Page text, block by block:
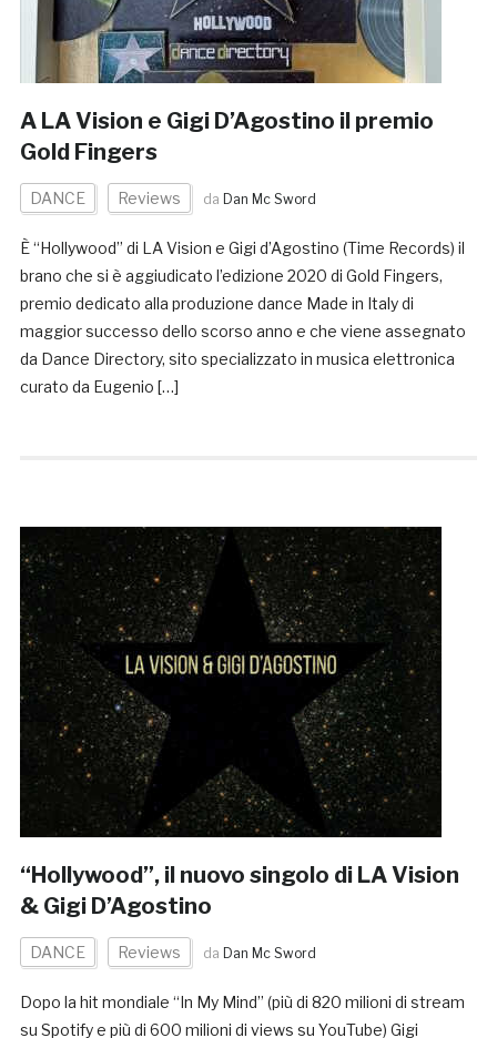
A LA Vision e Gigi D’Agostino il premio
Gold Fingers
DANCE Reviews da Dan Mc Sword
È “Hollywood” di LA Vision e Gigi d’Agostino (Time Records) il
brano che si è aggiudicato l’edizione 2020 di Gold Fingers,
premio dedicato alla produzione dance Made in Italy di
maggior successo dello scorso anno e che viene assegnato
da Dance Directory, sito specializzato in musica elettronica
curato da Eugenio […]
“Hollywood”, il nuovo singolo di LA Vision
& Gigi D’Agostino
DANCE Reviews da Dan Mc Sword
Dopo la hit mondiale “In My Mind” (più di 820 milioni di stream
su Spotify e più di 600 milioni di views su YouTube) Gigi